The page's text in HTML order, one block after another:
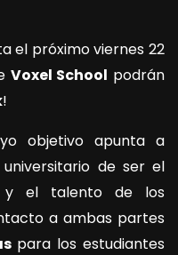
el próximo viernes 22
Voxel School podrán
!
objetivo apunta a
de ser el
y el talento de los
a ambas partes
para los estudiantes